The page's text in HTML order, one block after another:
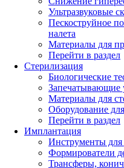
Ультразвуковые
Пескоструйное
налета
Материалы для
Перейти в раздел
Стерилизация
Биологические
Запечатывающие
Материалы для
Оборудование
Перейти в раздел
Имплантация
Инструменты для
Формирователи
Трансферы,